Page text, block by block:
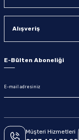
Alışveriş
E-Bülten Aboneliği
Müşteri Hizmetleri